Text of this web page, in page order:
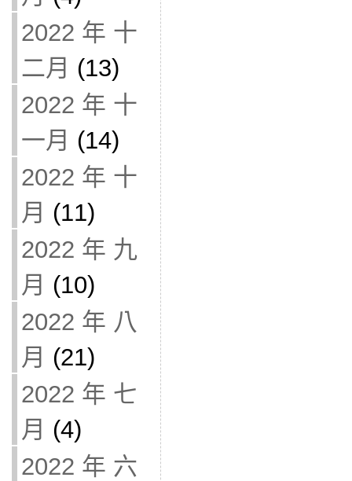
2022 年 十
二月 (13)
2022 年 十
一月 (14)
2022 年 十
月 (11)
2022 年 九
月 (10)
2022 年 八
月 (21)
2022 年 七
月 (4)
2022 年 六